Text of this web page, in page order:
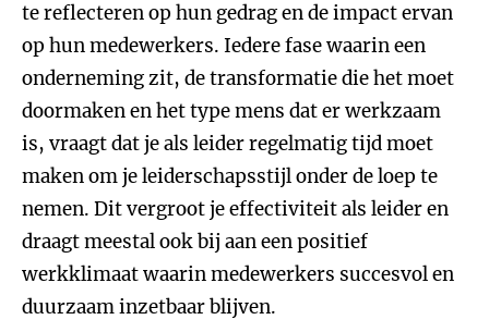
te reflecteren op hun gedrag en de impact ervan
op hun medewerkers. Iedere fase waarin een
onderneming zit, de transformatie die het moet
doormaken en het type mens dat er werkzaam
is, vraagt dat je als leider regelmatig tijd moet
maken om je leiderschapsstijl onder de loep te
nemen. Dit vergroot je effectiviteit als leider en
draagt meestal ook bij aan een positief
werkklimaat waarin medewerkers succesvol en
duurzaam inzetbaar blijven.